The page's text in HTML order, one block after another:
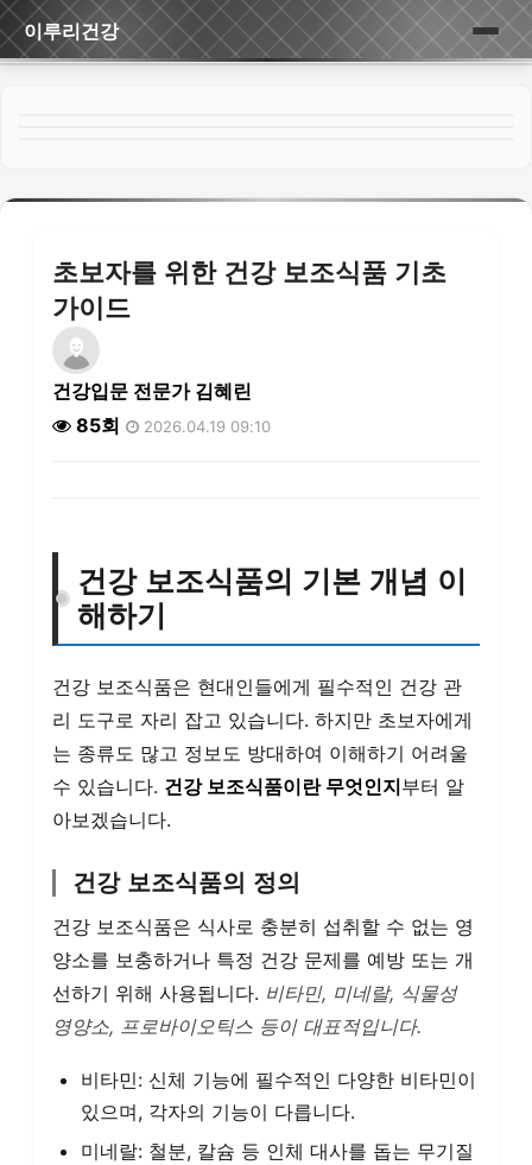
이루리건강
초보자를 위한 건강 보조식품 기초
가이드
건강입문 전문가 김혜린
85회
2026.04.19 09:10
건강 보조식품의 기본 개념 이
해하기
건강 보조식품은 현대인들에게 필수적인 건강 관
리 도구로 자리 잡고 있습니다. 하지만 초보자에게
는 종류도 많고 정보도 방대하여 이해하기 어려울
수 있습니다. 건강 보조식품이란 무엇인지부터 알
아보겠습니다.
건강 보조식품의 정의
건강 보조식품은 식사로 충분히 섭취할 수 없는 영
양소를 보충하거나 특정 건강 문제를 예방 또는 개
선하기 위해 사용됩니다. 비타민, 미네랄, 식물성
영양소, 프로바이오틱스 등이 대표적입니다.
비타민: 신체 기능에 필수적인 다양한 비타민이
있으며, 각자의 기능이 다릅니다.
미네랄: 철분, 칼슘 등 인체 대사를 돕는 무기질